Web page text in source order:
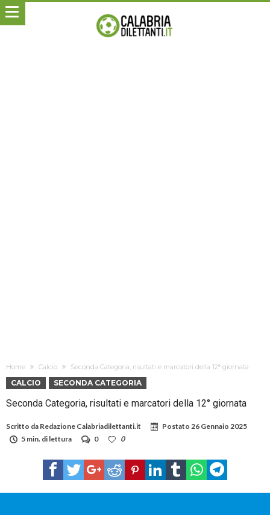
Home Calcio Seconda Categoria, risultati e marcatori della 12° giornata
CALCIO SECONDA CATEGORIA
Seconda Categoria, risultati e marcatori della 12° giornata
Scritto da Redazione Calabriadilettanti.it Postato 26 Gennaio 2025
5 min. di lettura
0 0